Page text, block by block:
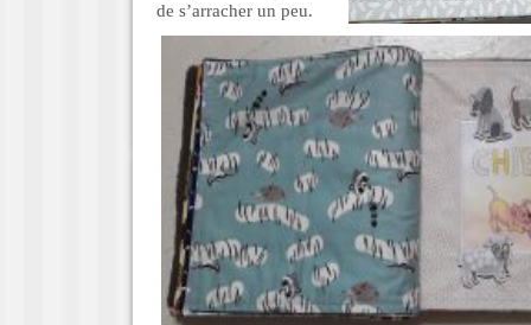
de s’arracher un peu.